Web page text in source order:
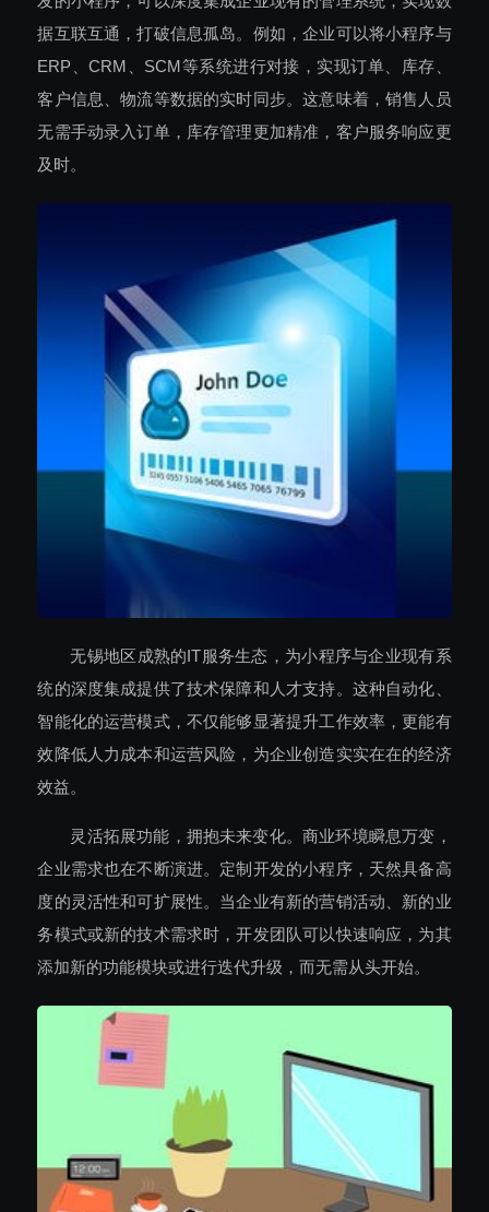
据互联互通，打破信息孤岛。例如，企业可以将小程序与
ERP、CRM、SCM等系统进行对接，实现订单、库存、
客户信息、物流等数据的实时同步。这意味着，销售人员
无需手动录入订单，库存管理更加精准，客户服务响应更
及时。
无锡地区成熟的IT服务生态，为小程序与企业现有系
统的深度集成提供了技术保障和人才支持。这种自动化、
智能化的运营模式，不仅能够显著提升工作效率，更能有
效降低人力成本和运营风险，为企业创造实实在在的经济
效益。
灵活拓展功能，拥抱未来变化。商业环境瞬息万变，
企业需求也在不断演进。定制开发的小程序，天然具备高
度的灵活性和可扩展性。当企业有新的营销活动、新的业
务模式或新的技术需求时，开发团队可以快速响应，为其
添加新的功能模块或进行迭代升级，而无需从头开始。